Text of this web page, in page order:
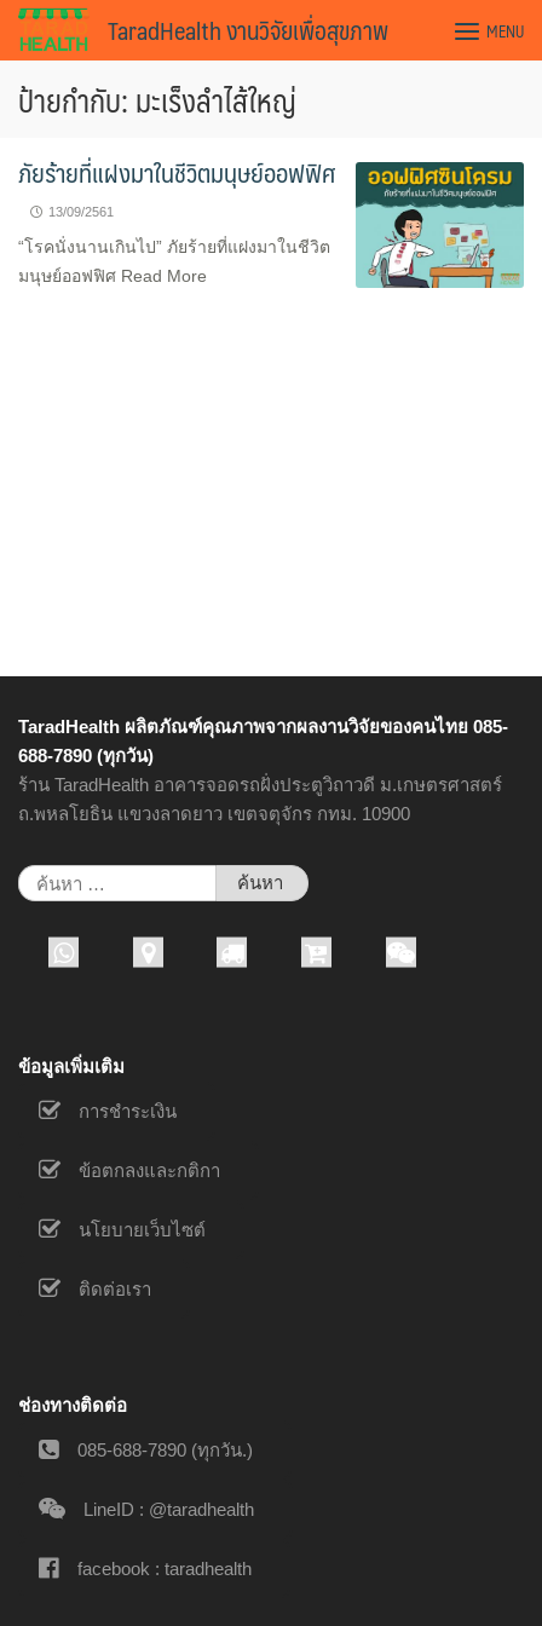
Skip
TaradHealth งานวิจัยเพื่อสุขภาพ MENU
ป้ายกำกับ: มะเร็งลำไส้ใหญ่
ภัยร้ายที่แฝงมาในชีวิตมนุษย์ออฟฟิศ
13/09/2561
“โรคนั่งนานเกินไป” ภัยร้ายที่แฝงมาในชีวิต
มนุษย์ออฟฟิศ Read More
TaradHealth ผลิตภัณฑ์คุณภาพจากผลงานวิจัยของคนไทย 085-
688-7890 (ทุกวัน)
ร้าน TaradHealth อาคารจอดรถฝั่งประตูวิถาวดี ม.เกษตรศาสตร์
ถ.พหลโยธิน แขวงลาดยาว เขตจตุจักร กทม. 10900
ค้นหา
สำหรับ:
ข้อมูลเพิ่มเติม
การชำระเงิน
ข้อตกลงและกติกา
นโยบายเว็บไซต์
ติดต่อเรา
ช่องทางติดต่อ
085-688-7890 (ทุกวัน.)
LineID : @taradhealth
facebook : taradhealth